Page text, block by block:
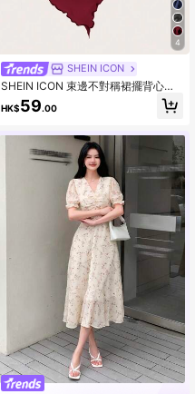
4
SHEIN ICON
SHEIN ICON 束邊不對稱裙擺背心上
HK$59.00